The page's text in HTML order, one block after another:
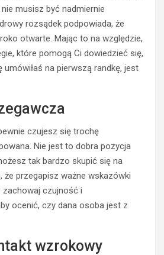
musisz być nadmiernie
rozsądek podpowiada, że
otwarte. Mając to na względzie,
które pomogą Ci dowiedzieć się,
na pierwszą randkę, jest
czujesz się trochę
Nie jest to dobra pozycja
tak bardzo skupić się na
że przegapisz ważne wskazówki
zachowaj czujność i
ocenić, czy dana osoba jest z
wzrokowy